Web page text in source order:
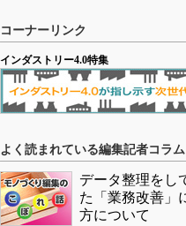
コーナーリンク
インダストリー4.0特集
よく読まれている編集記者コラム
データ整理をし
た「業務改善」
方について